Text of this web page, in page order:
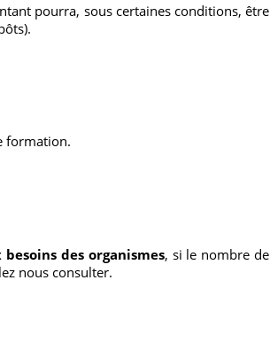
pourra, sous certaines conditions, être
formation.
des organismes, si le nombre de
nous consulter.